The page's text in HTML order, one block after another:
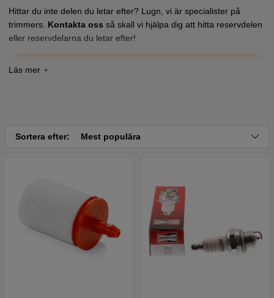
Hittar du inte delen du letar efter? Lugn, vi är specialister på
trimmers. Kontakta oss så skall vi hjälpa dig att hitta reservdelen
eller reservdelarna du letar efter!
Sortera efter: Mest populära